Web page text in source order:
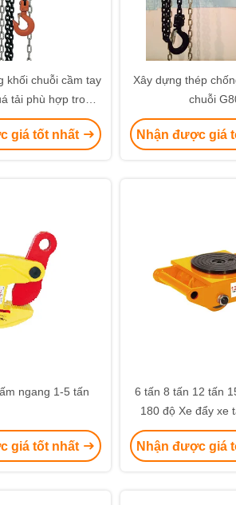
khối chuỗi cầm tay
tải phù hợp trong
điện và các
xây dựng
giá tốt nhất
Xây dựng thép
chuỗi
Nhận được giá
ngang 1-5 tấn
giá tốt nhất
6 tấn 8 tấn 12 tấn
180 độ Xe đẩy xe
điều khiển được
hóa
Nhận được giá